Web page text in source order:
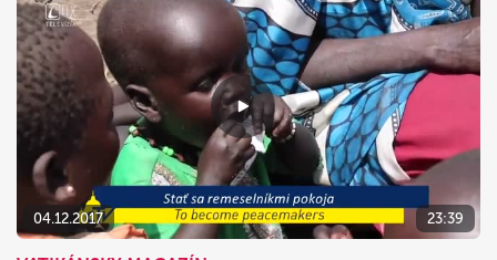
04.12.2017 23:39